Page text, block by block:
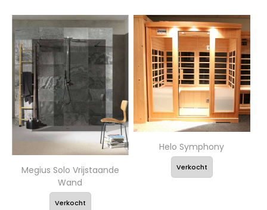
Megius Solo Vrijstaande
Wand
Verkocht
Helo Symphony
Verkocht